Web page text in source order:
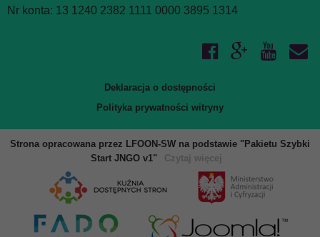
Nr konta: 13 1240 2382 1111 0000 3895 1314
Deklaracja o dostępności
Polityka prywatności witryny
Strona opracowana przez LFOON-SW na podstawie "Pakietu Szybki
Start JNGO v1"
Czytaj więcej